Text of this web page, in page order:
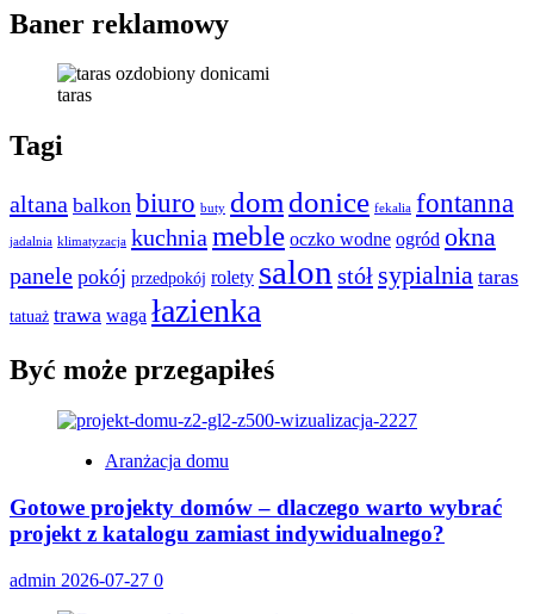
Baner reklamowy
taras
Tagi
altana balkon biuro buty dom donice fekalia fontanna
jadalnia klimatyzacja kuchnia meble oczko wodne ogród okna
panele pokój przedpokój rolety salon stół sypialnia taras
tatuaż trawa waga łazienka
Być może przegapiłeś
Aranżacja domu
Gotowe projekty domów – dlaczego warto wybrać
projekt z katalogu zamiast indywidualnego?
admin 2026-07-27 0